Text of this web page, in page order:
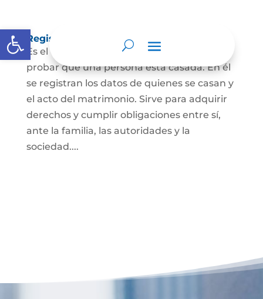
Abrir barra de herramientas
Registro Civil de Matrimonio
Es el documento público necesario para
probar que una persona está casada. En él
se registran los datos de quienes se casan y
el acto del matrimonio. Sirve para adquirir
derechos y cumplir obligaciones entre sí,
ante la familia, las autoridades y la
sociedad....